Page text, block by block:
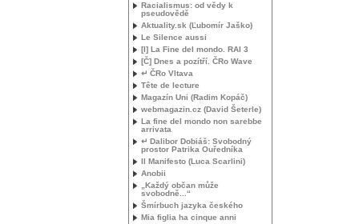
Racialismus: od vědy k
pseudovědě
Aktuality.sk (Ľubomír Jaško)
Le Silence aussi
[I] La Fine del mondo. RAI 3
[Č] Dnes a pozítří. ČRo Wave
↵ ČRo Vltava
Tête de lecture
Magazín Uni (Radim Kopáč)
webmagazin.cz (David Šeterle)
La fine del mondo non sarebbe
arrivata
↵ Dalibor Dobiáš: Svobodný
prostor Patrika Ouředníka
Il Manifesto (Luca Scarlini)
Anobii
„Každý občan může
svobodně...“
Šmírbuch jazyka českého
Mia figlia ha cinque anni